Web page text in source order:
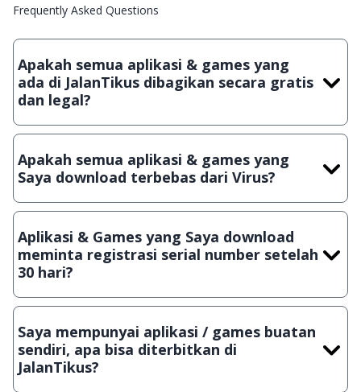
Frequently Asked Questions
Apakah semua aplikasi & games yang
ada di JalanTikus dibagikan secara gratis
dan legal?
Ya, JalanTikus hanya membagikan aplikasi & games yang
crack, patch atau semacamnya.
Apakah semua aplikasi & games yang
Saya download terbebas dari Virus?
Ya, JalanTikus selalu melakukan scanning dengan 3 jenis
suatu aplikasi atau games, sehingga bisa dijamin 100%
terbebas dari virus.
Aplikasi & Games yang Saya download
meminta registrasi serial number setelah
30 hari?
Meskipun dibagikan secara gratis, namun ada beberapa
hanya bisa digunakan dalam jangka waktu tertentu dan jika
ingin lanjut menggunakannya kamu harus membeli lisensi
aslinya.
Saya mempunyai aplikasi / games buatan
sendiri, apa bisa diterbitkan di
JalanTikus?